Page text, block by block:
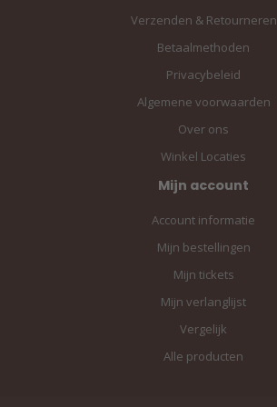
Verzenden & Retourneren
Betaalmethoden
Privacybeleid
Algemene voorwaarden
Over ons
Winkel Locaties
Mijn account
Account informatie
Mijn bestellingen
Mijn tickets
Mijn verlanglijst
Vergelijk
Alle producten